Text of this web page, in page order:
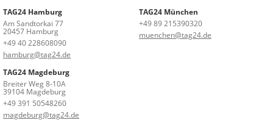
TAG24 Hamburg
Am Sandtorkai 77
20457 Hamburg
+49 40 228608090
hamburg@tag24.de
TAG24 München
+49 89 215390320
muenchen@tag24.de
TAG24 Magdeburg
Breiter Weg 8-10A
39104 Magdeburg
+49 391 50548260
magdeburg@tag24.de